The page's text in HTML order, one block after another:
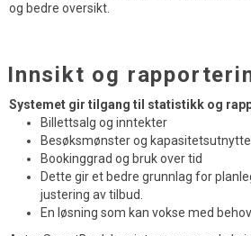
og bedre oversikt.
Innsikt og
Systemet gir tilgang til statistikk og
Billettsalg og inntekter
Besøksmønster og
Bookinggrad og bruk over tid
Dette gir et bedre grunnlag for
justering av tilbud.
En løsning som kan vokse med